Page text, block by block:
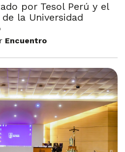
por Tesol Perú y el
la Universidad
Encuentro